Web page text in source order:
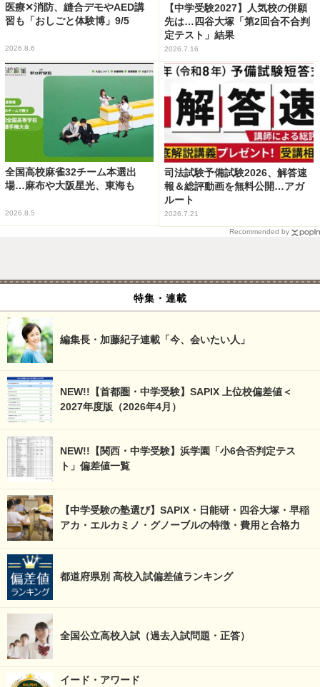
医療✕消防、縫合デモやAED講
習も「おしごと体験博」9/5
2026.8.6
【中学受験2027】人気校の併願
先は…四谷大塚「第2回合不合判
定テスト」結果
2026.7.16
全国高校麻雀32チーム本選出
場…麻布や大阪星光、東海も
2026.8.5
司法試験予備試験2026、解答速
報＆総評動画を無料公開…アガ
ルート
2026.7.21
Recommended by
特集・連載
編集長・加藤紀子連載「今、会いたい人」
NEW!!【首都圏・中学受験】SAPIX 上位校偏差値＜
2027年度版（2026年4月）
NEW!!【関西・中学受験】浜学園「小6合否判定テス
ト」偏差値一覧
【中学受験の塾選び】SAPIX・日能研・四谷大塚・早稲
アカ・エルカミノ・グノーブルの特徴・費用と合格力
都道府県別 高校入試偏差値ランキング
全国公立高校入試（過去入試問題・正答）
イード・アワード